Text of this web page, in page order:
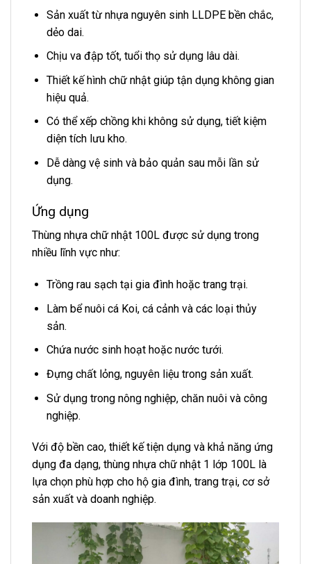
Sản xuất từ nhựa nguyên sinh LLDPE bền chắc,
dẻo dai.
Chịu va đập tốt, tuổi thọ sử dụng lâu dài.
Thiết kế hình chữ nhật giúp tận dụng không gian
hiệu quả.
Có thể xếp chồng khi không sử dụng, tiết kiệm
diện tích lưu kho.
Dễ dàng vệ sinh và bảo quản sau mỗi lần sử
dụng.
Ứng dụng
Thùng nhựa chữ nhật 100L được sử dụng trong
nhiều lĩnh vực như:
Trồng rau sạch tại gia đình hoặc trang trại.
Làm bể nuôi cá Koi, cá cảnh và các loại thủy
sản.
Chứa nước sinh hoạt hoặc nước tưới.
Đựng chất lỏng, nguyên liệu trong sản xuất.
Sử dụng trong nông nghiệp, chăn nuôi và công
nghiệp.
Với độ bền cao, thiết kế tiện dụng và khả năng ứng
dụng đa dạng, thùng nhựa chữ nhật 1 lớp 100L là
lựa chọn phù hợp cho hộ gia đình, trang trại, cơ sở
sản xuất và doanh nghiệp.